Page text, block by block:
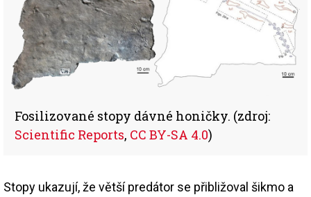
Fosilizované stopy dávné honičky. (zdroj:
Scientific Reports, CC BY-SA 4.0)
Stopy ukazují, že větší predátor se přibližoval šikmo a